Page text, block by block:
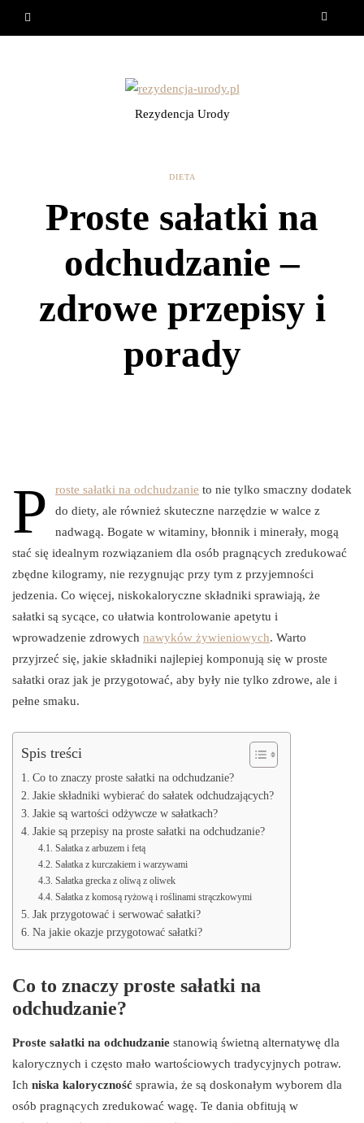
Rezydencja Urody
DIETA
Proste sałatki na
odchudzanie –
zdrowe przepisy i
porady
P roste sałatki na odchudzanie to nie tylko smaczny dodatek
do diety, ale również skuteczne narzędzie w walce z
nadwagą. Bogate w witaminy, błonnik i minerały, mogą
stać się idealnym rozwiązaniem dla osób pragnących zredukować
zbędne kilogramy, nie rezygnując przy tym z przyjemności
jedzenia. Co więcej, niskokaloryczne składniki sprawiają, że
sałatki są sycące, co ułatwia kontrolowanie apetytu i
wprowadzenie zdrowych nawyków żywieniowych. Warto
przyjrzeć się, jakie składniki najlepiej komponują się w proste
sałatki oraz jak je przygotować, aby były nie tylko zdrowe, ale i
pełne smaku.
Spis treści
Co to znaczy proste sałatki na odchudzanie?
Jakie składniki wybierać do sałatek odchudzających?
Jakie są wartości odżywcze w sałatkach?
Jakie są przepisy na proste sałatki na odchudzanie?
Sałatka z arbuzem i fetą
Sałatka z kurczakiem i warzywami
Sałatka grecka z oliwą z oliwek
Sałatka z komosą ryżową i roślinami strączkowymi
Jak przygotować i serwować sałatki?
Na jakie okazje przygotować sałatki?
Co to znaczy proste sałatki na
odchudzanie?
Proste sałatki na odchudzanie stanowią świetną alternatywę dla
kalorycznych i często mało wartościowych tradycyjnych potraw.
Ich niska kaloryczność sprawia, że są doskonałym wyborem dla
osób pragnących zredukować wagę. Te dania obfitują w